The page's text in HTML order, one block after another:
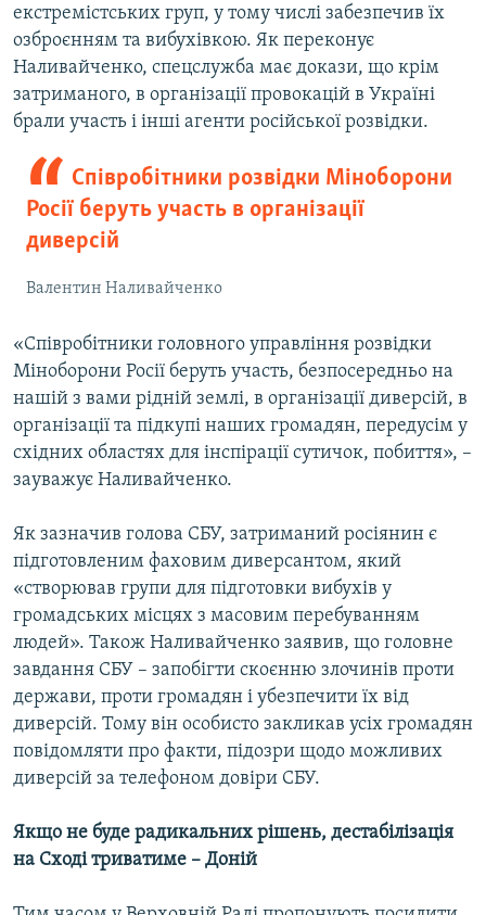
екстремістських груп, у тому числі забезпечив їх
озброєнням та вибухівкою. Як переконує
Наливайченко, спецслужба має докази, що крім
затриманого, в організації провокацій в Україні
брали участь і інші агенти російської розвідки.
Співробітники розвідки Міноборони
Росії беруть участь в організації
диверсій
Валентин Наливайченко
«Співробітники головного управління розвідки
Міноборони Росії беруть участь, безпосередньо на
нашій з вами рідній землі, в організації диверсій, в
організації та підкупі наших громадян, передусім у
східних областях для інспірації сутичок, побиття», –
зауважує Наливайченко.
Як зазначив голова СБУ, затриманий росіянин є
підготовленим фаховим диверсантом, який
«створював групи для підготовки вибухів у
громадських місцях з масовим перебуванням
людей». Також Наливайченко заявив, що головне
завдання СБУ – запобігти скоєнню злочинів проти
держави, проти громадян і убезпечити їх від
диверсій. Тому він особисто закликав усіх громадян
повідомляти про факти, підозри щодо можливих
диверсій за телефоном довіри СБУ.
Якщо не буде радикальних рішень, дестабілізація
на Сході триватиме – Доній